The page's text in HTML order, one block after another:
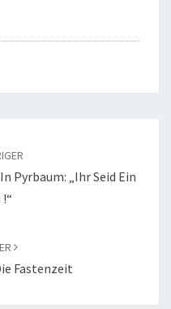
Pyrbaum: „Ihr Seid Ein
Fastenzeit